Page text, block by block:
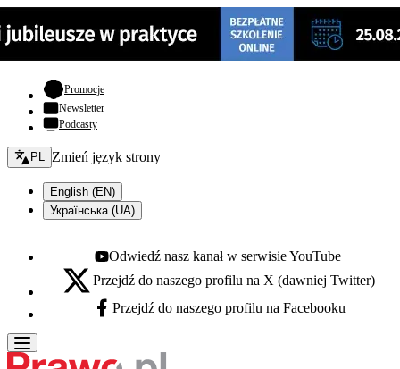
Promocje- otwiera się w nowej karcie
Newsletter
Podcasty
Zmień język - bieżący:
PL Zmień język strony
English (EN)
Українська (UA)
Youtube - otwiera się w nowej karcie
Odwiedź nasz kanał w serwisie YouTube
X - otwiera się w nowej karcie
Przejdź do naszego profilu na X (dawniej Twitter)
Facebook - otwiera się w nowej karcie
Przejdź do naszego profilu na Facebooku